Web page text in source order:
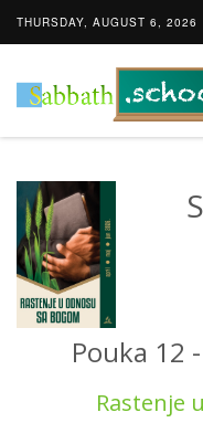
THURSDAY, AUGUST 6, 2026
Pouka 12
Rastenje